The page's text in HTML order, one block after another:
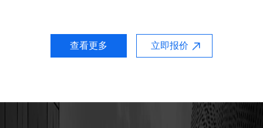
查看更多 立即报价